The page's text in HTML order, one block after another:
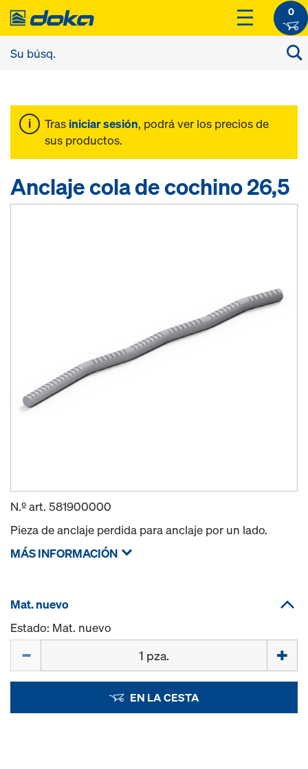
0
Tras iniciar sesión, podrá ver los precios de
sus productos.
Anclaje cola de cochino 26,5
N.º art. 581900000
Pieza de anclaje perdida para anclaje por un lado.
MÁS INFORMACIÓN
Mat. nuevo
Estado: Mat. nuevo
EN LA CESTA